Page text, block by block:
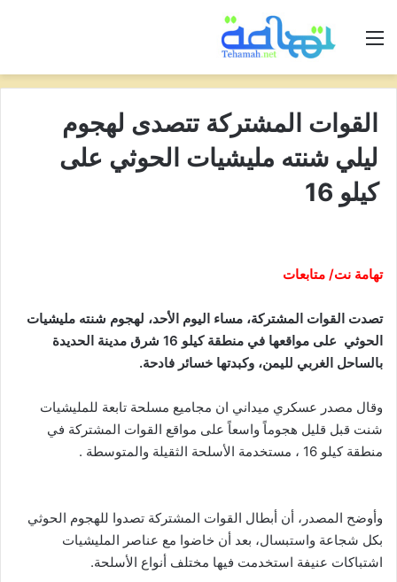
القائمة
القوات المشتركة تتصدى لهجوم
ليلي شنته مليشيات الحوثي على
كيلو 16
تهامة نت/ متابعات
تصدت القوات المشتركة، مساء اليوم الأحد، لهجوم شنته مليشيات
الحوثي على مواقعها في منطقة كيلو 16 شرق مدينة الحديدة
بالساحل الغربي لليمن، وكبدتها خسائر فادحة.
وقال مصدر عسكري ميداني ان مجاميع مسلحة تابعة للمليشيات
شنت قبل قليل هجوماً واسعاً على مواقع القوات المشتركة في
منطقة كيلو 16 ، مستخدمة الأسلحة الثقيلة والمتوسطة .
وأوضح المصدر، أن أبطال القوات المشتركة تصدوا للهجوم الحوثي
بكل شجاعة واستبسال، بعد أن خاضوا مع عناصر المليشيات
اشتباكات عنيفة استخدمت فيها مختلف أنواع الأسلحة.